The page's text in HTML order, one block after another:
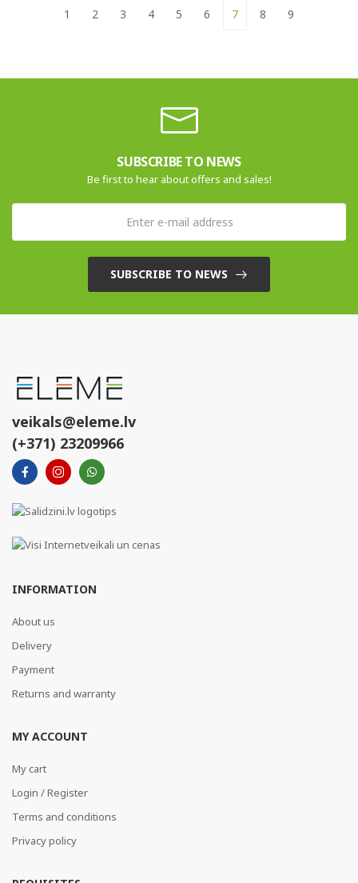
1 2 3 4 5 6 7 8 9
SUBSCRIBE TO NEWS
Be first to hear about offers and sales!
SUBSCRIBE TO NEWS
veikals@eleme.lv
(+371) 23209966
INFORMATION
About us
Delivery
Payment
Returns and warranty
MY ACCOUNT
My cart
Login / Register
Terms and conditions
Privacy policy